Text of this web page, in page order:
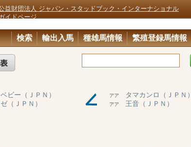
益財団法人 ジャパン・スタッドブック・インターナショナル
イドページ
検索 輸出入馬 種雄馬情報 繁殖登録馬情報
ビー（ＪＰＮ） アア
タマカンロ（ＪＰＮ）
（ＪＰＮ） アア 王音（ＪＰＮ）